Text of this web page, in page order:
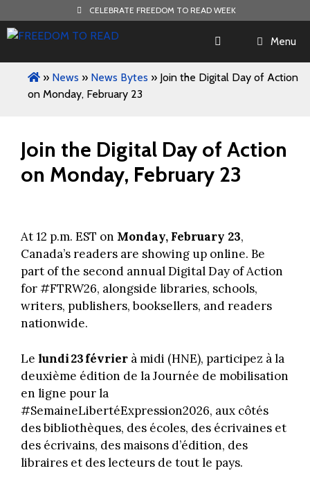
to
content
CELEBRATE FREEDOM TO READ WEEK
Menu
» News » News Bytes » Join the Digital Day of Action
on Monday, February 23
Join the Digital Day of Action
on Monday, February 23
At 12 p.m. EST on Monday, February 23,
Canada’s readers are showing up online. Be
part of the second annual Digital Day of Action
for #FTRW26, alongside libraries, schools,
writers, publishers, booksellers, and readers
nationwide.
Le lundi 23 février à midi (HNE), participez à la
deuxième édition de la Journée de mobilisation
en ligne pour la
#SemaineLibertéExpression2026, aux côtés
des bibliothèques, des écoles, des écrivaines et
des écrivains, des maisons d’édition, des
libraires et des lecteurs de tout le pays.